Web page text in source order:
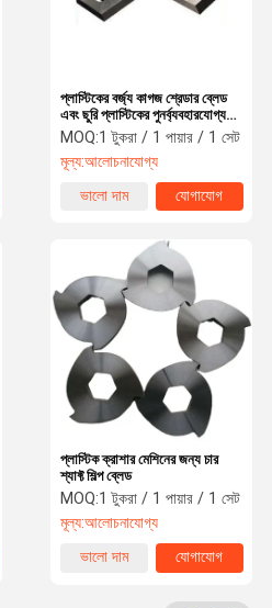
ভিডিও আমাদের সম্পর্কে
আমাদের সাথে
খবর
প্লাস্টিকের বর্জ্য কাগজ শ্রেডার ব্লেড
এবং ছুরি প্লাস্টিকের পুনর্ব্যবহারযোগ্য
শ্রেডার ছুরি
MOQ:1 টুকরা / 1 পায়ার / 1 সেট
মূল্য:আলোচনাযোগ্য
ভালো দাম
যোগাযোগ
প্লাস্টিক ক্রাশার মেশিনের জন্য চার
শ্যাফ্ট শিল্প ব্লেড
MOQ:1 টুকরা / 1 পায়ার / 1 সেট
মূল্য:আলোচনাযোগ্য
ভালো দাম
যোগাযোগ